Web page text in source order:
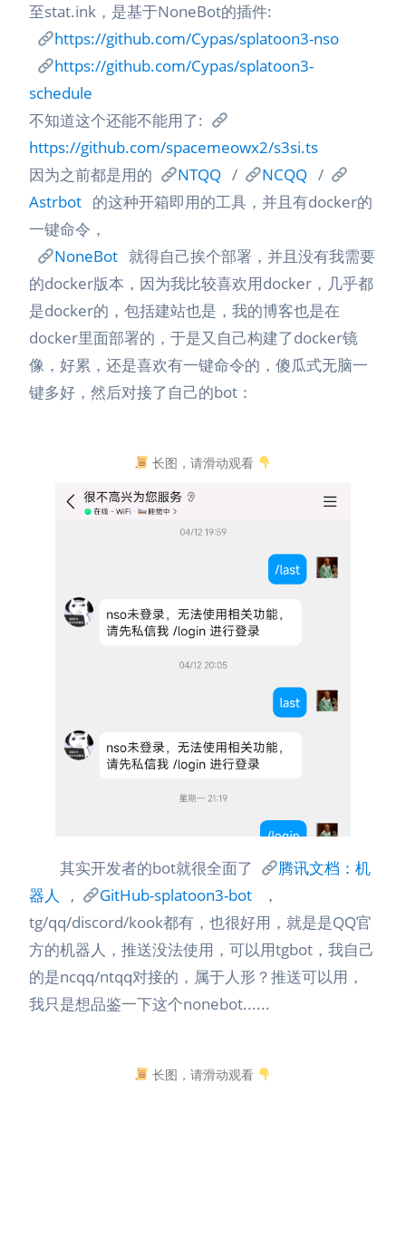
至stat.ink，是基于NoneBot的插件:
https://github.com/Cypas/splatoon3-nso
https://github.com/Cypas/splatoon3-
schedule
不知道这个还能不能用了:
https://github.com/spacemeowx2/s3si.ts
因为之前都是用的
NTQQ / NCQQ /
Astrbot 的这种开箱即用的工具，并且有docker的
一键命令，
NoneBot 就得自己挨个部署，并且没有我需要
的docker版本，因为我比较喜欢用docker，几乎都
是docker的，包括建站也是，我的博客也是在
docker里面部署的，于是又自己构建了docker镜
像，好累，还是喜欢有一键命令的，傻瓜式无脑一
键多好，然后对接了自己的bot：
长图，请滑动观看
其实开发者的bot就很全面了
腾讯文档：机
器人
, GitHub-splatoon3-bot
，
tg/qq/discord/kook都有，也很好用，就是是QQ官
方的机器人，推送没法使用，可以用tgbot，我自己
的是ncqq/ntqq对接的，属于人形？推送可以用，
我只是想品鉴一下这个nonebot......
长图，请滑动观看